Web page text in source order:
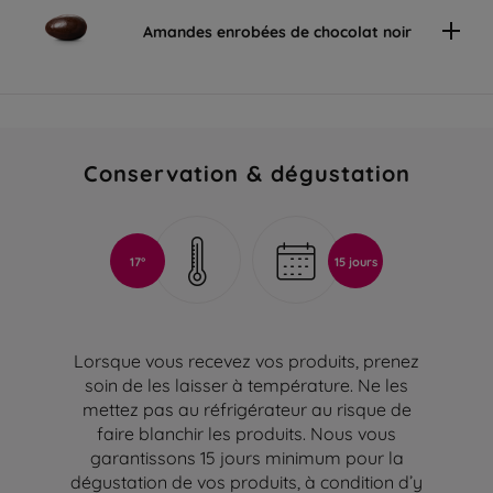
Amandes enrobées de chocolat noir
Conservation & dégustation
17° 15 jours
Lorsque vous recevez vos produits, prenez
soin de les laisser à température. Ne les
mettez pas au réfrigérateur au risque de
faire blanchir les produits. Nous vous
garantissons 15 jours minimum pour la
dégustation de vos produits, à condition d’y